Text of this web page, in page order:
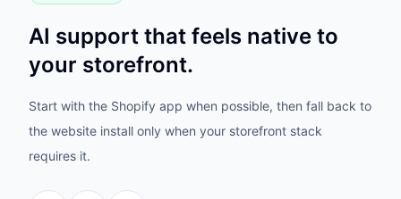
AI support that feels native to
your storefront.
Start with the Shopify app when possible, then fall back to
the website install only when your storefront stack
requires it.